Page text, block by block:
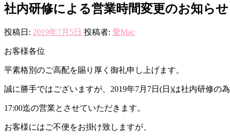
社内研修による営業時間変更のお知らせ
投稿日: 2019年7月5日 投稿者: 愛Mac
お客様各位
平素格別のご高配を賜り厚く御礼申し上げます。
誠に勝手ではございますが、2019年7月7日(日)は社内研修の為
17:00迄の営業とさせていただきます。
お客様にはご不便をお掛け致しますが、